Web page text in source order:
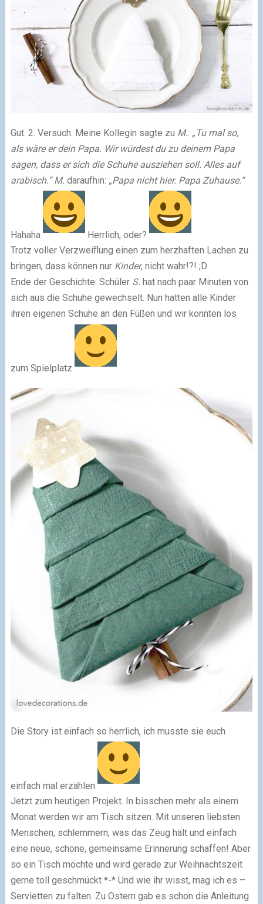
Gut. 2. Versuch. Meine Kollegin sagte zu M.: „Tu mal so,
als wäre er dein Papa. Wir würdest du zu deinem Papa
sagen, dass er sich die Schuhe ausziehen soll. Alles auf
arabisch.“ M. daraufhin: „Papa nicht hier. Papa Zuhause.“
Hahaha
Herrlich, oder?
Trotz voller Verzweiflung einen zum herzhaften Lachen zu
bringen, dass können nur Kinder, nicht wahr!?! ;D
Ende der Geschichte: Schüler S. hat nach paar Minuten von
sich aus die Schuhe gewechselt. Nun hatten alle Kinder
ihren eigenen Schuhe an den Füßen und wir konnten los
zum Spielplatz
Die Story ist einfach so herrlich, ich musste sie euch
einfach mal erzählen
Jetzt zum heutigen Projekt. In bisschen mehr als einem
Monat werden wir am Tisch sitzen. Mit unseren liebsten
Menschen, schlemmern, was das Zeug hält und einfach
eine neue, schöne, gemeinsame Erinnerung schaffen! Aber
so ein Tisch möchte und wird gerade zur Weihnachtszeit
gerne toll geschmückt *-* Und wie ihr wisst, mag ich es –
Servietten zu falten. Zu Ostern gab es schon die Anleitung